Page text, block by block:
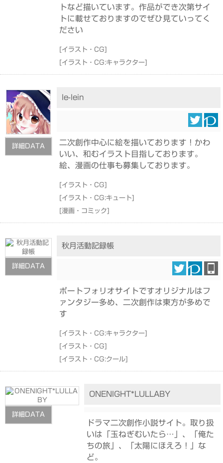
トなど描いています。作品ができ次第サイ
トに載せておりますのでぜひ見ていってく
ださい
[イラスト・CG]
[イラスト・CG:キャラクター]
詳細DATA
le-lein
二次創作中心に絵を描いております！かわ
いい、和むイラスト目指しております。
絵、漫画の仕事も募集しております。
[イラスト・CG]
[イラスト・CG:キュート]
[漫画・コミック]
詳細DATA
秋月活動記録帳
ポートフォリオサイトですオリジナルはフ
ァンタジー多め、二次創作は東方が多めで
す
[イラスト・CG:キャラクター]
[イラスト・CG]
[イラスト・CG:クール]
詳細DATA
ONENIGHT*LULLABY
ドラマ二次創作小説サイト。取り扱
いは「玉ねぎむいたら…」、「俺た
ちの旅」、「太陽にほえろ！」な
ど。